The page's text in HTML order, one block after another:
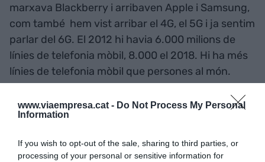
www.viaempresa.cat - Do Not Process My Personal
Information
If you wish to opt-out of the sale, sharing to third parties, or
processing of your personal or sensitive information for
marxava Blackberry i arribaven Apple i Samsung,
com també hem vist arribar el 4G, el 5G i ja sentim
parlar del 6G. El 2012 hi havia 6.000 milions de
línies de telefonia mòbil, 8.000 el 2018. Hi ha més
línies de telefonia mòbil que persones al món.
A risc de resumir massa, amb la norma 2G la
telefonia mòbil estava pensada per operar
trucades de veu, i les factures es calculaven en
funció del número de trucades, durada i